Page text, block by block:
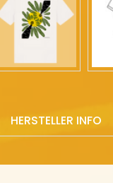
HERSTELLER INFO